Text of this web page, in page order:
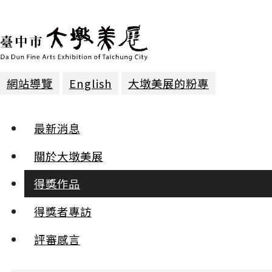
網站導覽 English 大墩美展的粉專
最新消息
關於大墩美展
得獎作品
得獎者專訪
評審感言
攝影 | 優選
摯友 黃子佳